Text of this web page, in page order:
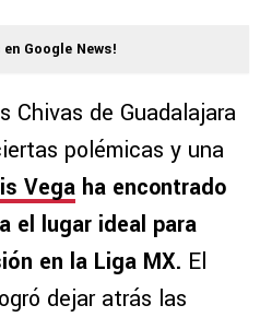
en Google News!
Chivas de Guadalajara
polémicas y una
Vega ha encontrado
el lugar ideal para
en la Liga MX. El
dejar atrás las